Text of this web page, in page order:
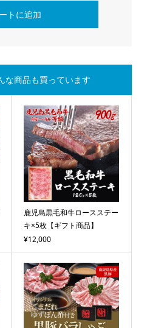
な商品も買っています
鹿児島黒毛和牛ロースステー
キ×5枚【ギフト商品】
¥12,000